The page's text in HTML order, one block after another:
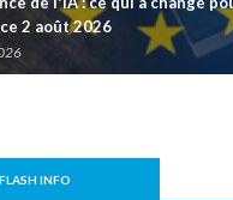
2 août 2026
FLASH INFO